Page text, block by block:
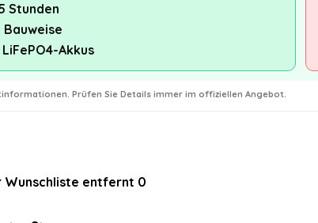
Stunden
Akkus
Prüfen Sie Details immer im offiziellen Angebot.
Wunschliste entfernt 0